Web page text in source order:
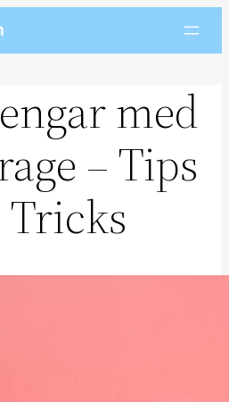
med
– Tips